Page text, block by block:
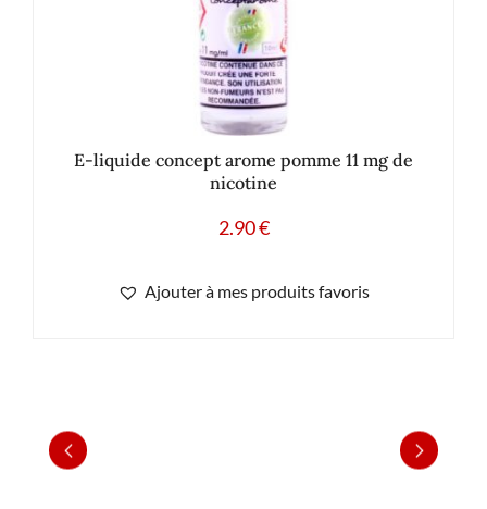
E-liquide concept arome pomme 11 mg de
nicotine
2.90€
Ajouter à mes produits favoris